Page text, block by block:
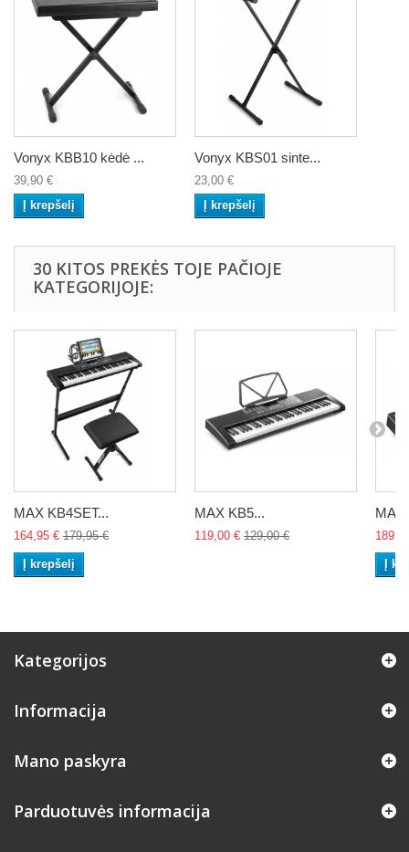
Vonyx KBB10 kėdė ...
39,90 €
Į krepšelį
Vonyx KBS01 sinte...
23,00 €
Į krepšelį
30 KITOS PREKĖS TOJE PAČIOJE
KATEGORIJOJE:
MAX KB4SET...
164,95 € 179,95 €
Į krepšelį
MAX KB5...
119,00 € 129,00 €
MAX
Į
Kategorijos
Informacija
Mano paskyra
Parduotuvės informacija